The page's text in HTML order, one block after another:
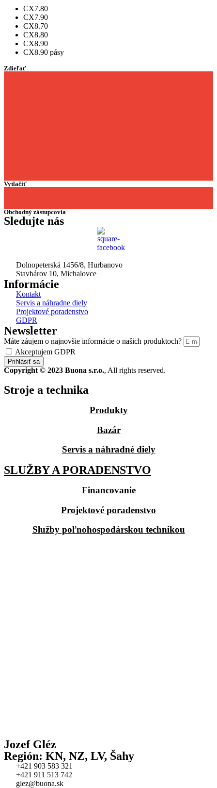
CX7.80
CX7.90
CX8.70
CX8.80
CX8.90
CX8.90 pásy
Zdieľať
Vytlačiť
Obchodný zástupcovia
Sledujte nás
Dolnopeterská 1456/8, Hurbanovo
Stavbárov 10, Michalovce
Informácie
Kontakt
Servis a náhradne diely
Projektové poradenstvo
GDPR
Newsletter
Máte záujem o najnovšie informácie o našich produktoch?
Akceptujem GDPR
Prihlásiť sa
Copyright © 2023 Buona s.r.o., All rights reserved.
Stroje a technika
Produkty
Bazár
Servis a náhradné diely
SLUŽBY A PORADENSTVO
Financovanie
Projektové poradenstvo
Služby poľnohospodárskou technikou
Jozef Gléz
Región: KN, NZ, LV, Šahy
+421 903 583 321
+421 911 513 742
glez@buona.sk